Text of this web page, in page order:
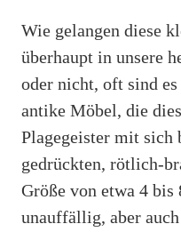
Wie gelangen diese
überhaupt in unsere
oder nicht, oft sind
antike Möbel, die
Plagegeister mit
gedrückten, rötlich-
Größe von etwa 4
unauffällig, aber